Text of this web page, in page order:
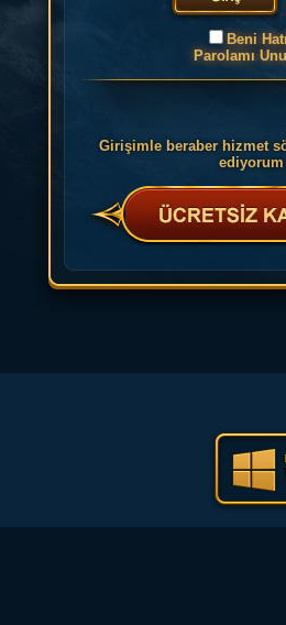
Beni
Parolamı
Girişimle beraber hizmet
ediyorum